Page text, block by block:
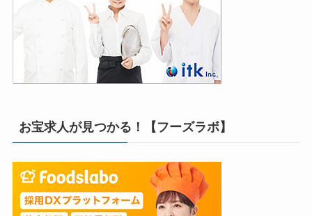
お宝求人が見つかる！【フーズラボ】